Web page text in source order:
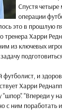
Спустя
операции
это в прошлую
тренера Харри
из ключевых
футболист, и
Харри
"Впереди у
с ним поработать